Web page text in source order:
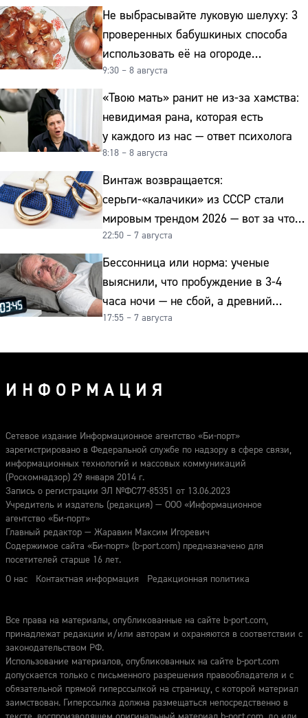
Не выбрасывайте луковую шелуху: 3
проверенных бабушкиных способа
использовать её на огороде
и для здоровья этой зимой
9:30 – 8 августа
«Твою мать» ранит не из-за хамства:
невидимая рана, которая есть
у каждого из нас — ответ психолога
8:18 – 8 августа
Винтаж возвращается:
серьги-«калачики» из СССР стали
мировым трендом 2026 — вот за что
их ценят ювелиры
22:50 – 7 августа
Бессонница или норма: ученые
выяснили, что пробуждение в 3-4
часа ночи — не сбой, а древний
биологический ритм
17:55 – 7 августа
ИНФОРМАЦИЯ
Сетевое издание Информационное агентство «Би-порт»
зарегистрировано в Федеральной службе по надзору в сфере связи,
информационных технологий и массовых коммуникаций
(Роскомнадзор) 29 января 2014 г.
Запись о регистрации ЭЛ №ФС77-85351 от 13.06.2023
Учредитель и издатель (редакция) — ООО «Информационное
агентство «Би-порт»
Главный редактор — Жаравин Максим Игоревич
Содержимое сайта «Би-порт» (b-port.com) предназначено для
посетителей старше 16 лет.
О нас
Контактная информация Редакционная политика
Все права на материалы, опубликованные на сайте b-port.com,
принадлежат редакции и/или авторам и охраняются в соответствии с
законодательством РФ.
Использование материалов, опубликованных на сайте b-port.com
допускается только с письменного разрешения правообладателя и с
обязательной прямой гиперссылкой на страницу, с которой материал
заимствован. Гиперссылка должна размещаться непосредственно в